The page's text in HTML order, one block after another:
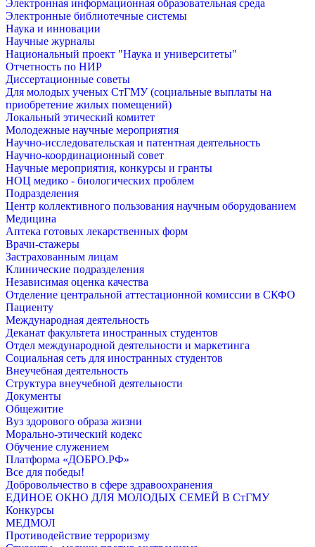
Электронная информационная образовательная среда
Электронные библиотечные системы
Наука и инновации
Научные журналы
Национальный проект "Наука и университеты"
Отчетность по НИР
Диссертационные советы
Для молодых ученых СтГМУ (социальные выплаты на
приобретение жилых помещений)
Локальный этический комитет
Молодежные научные мероприятия
Научно-исследовательская и патентная деятельность
Научно-координационный совет
Научные мероприятия, конкурсы и гранты
НОЦ медико - биологических проблем
Подразделения
Центр коллективного пользования научным оборудованием
Медицина
Аптека готовых лекарственных форм
Врачи-стажеры
Застрахованным лицам
Клинические подразделения
Независимая оценка качества
Отделение центральной аттестационной комиссии в СКФО
Пациенту
Международная деятельность
Деканат факультета иностранных студентов
Отдел международной деятельности и маркетинга
Социальная сеть для иностранных студентов
Внеучебная деятельность
Структура внеучебной деятельности
Документы
Общежитие
Вуз здорового образа жизни
Морально-этический кодекс
Обучение служением
Платформа «ДОБРО.РФ»
Все для победы!
Добровольчество в сфере здравоохранения
ЕДИНОЕ ОКНО ДЛЯ МОЛОДЫХ СЕМЕЙ В СтГМУ
Конкурсы
МЕДМОЛ
Противодействие терроризму